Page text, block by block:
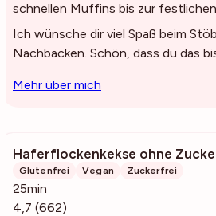
schnellen Muffins bis zur
Ich wünsche dir viel Spaß beim
Nachbacken. Schön, dass du das
Mehr über mich
Haferflockenkekse ohne
Glutenfrei Vegan Zuckerfrei
25min
4,7 (662)